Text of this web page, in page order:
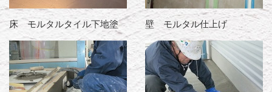
床 モルタルタイル下地塗 壁 モルタル仕上げ